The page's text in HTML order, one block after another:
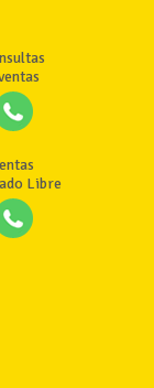
Libre